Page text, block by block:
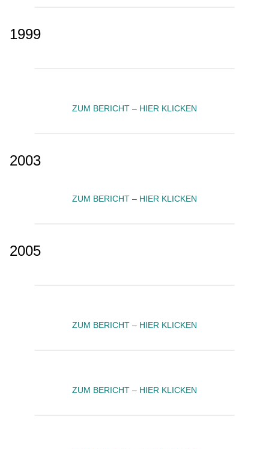
1999
ZUM BERICHT – HIER KLICKEN
2003
ZUM BERICHT – HIER KLICKEN
2005
ZUM BERICHT – HIER KLICKEN
ZUM BERICHT – HIER KLICKEN